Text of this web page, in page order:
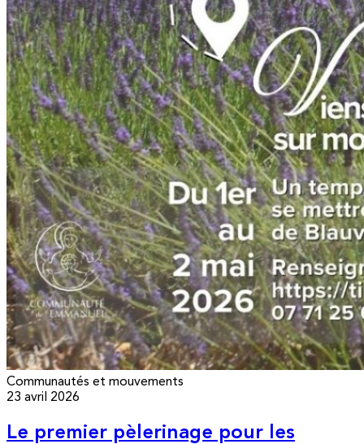
Communautés et mouvements
23 avril 2026
Le premier pèlerinage pour les